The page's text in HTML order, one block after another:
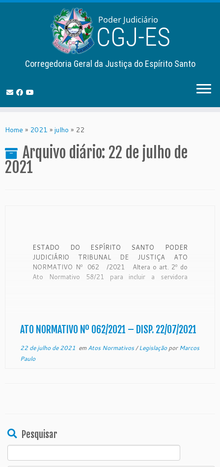
to
Corregedoria Geral da Justiça do Espírito Santo
Home » 2021 » julho » 22
Arquivo diário: 22 de julho de
2021
ESTADO DO ESPÍRITO SANTO PODER
JUDICIÁRIO TRIBUNAL DE JUSTIÇA ATO
NORMATIVO Nº 062 /2021 Altera o art. 2º do
Ato Normativo 58/21 para incluir a servidora
ATO NORMATIVO Nº 062/2021 – DISP. 22/07/2021
22 de julho de 2021 em Atos Normativos/LegislaçãoporMarcos
Paulo
Pesquisar
for: